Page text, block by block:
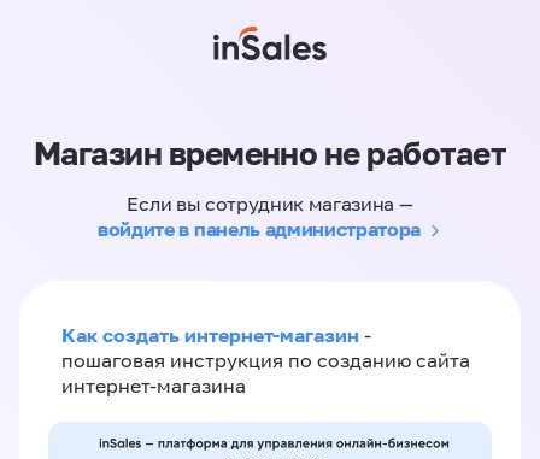
Магазин временно не работает
Если вы сотрудник магазина —
войдите в панель администратора
Как создать интернет-магазин -
пошаговая инструкция по созданию сайта
интернет-магазина